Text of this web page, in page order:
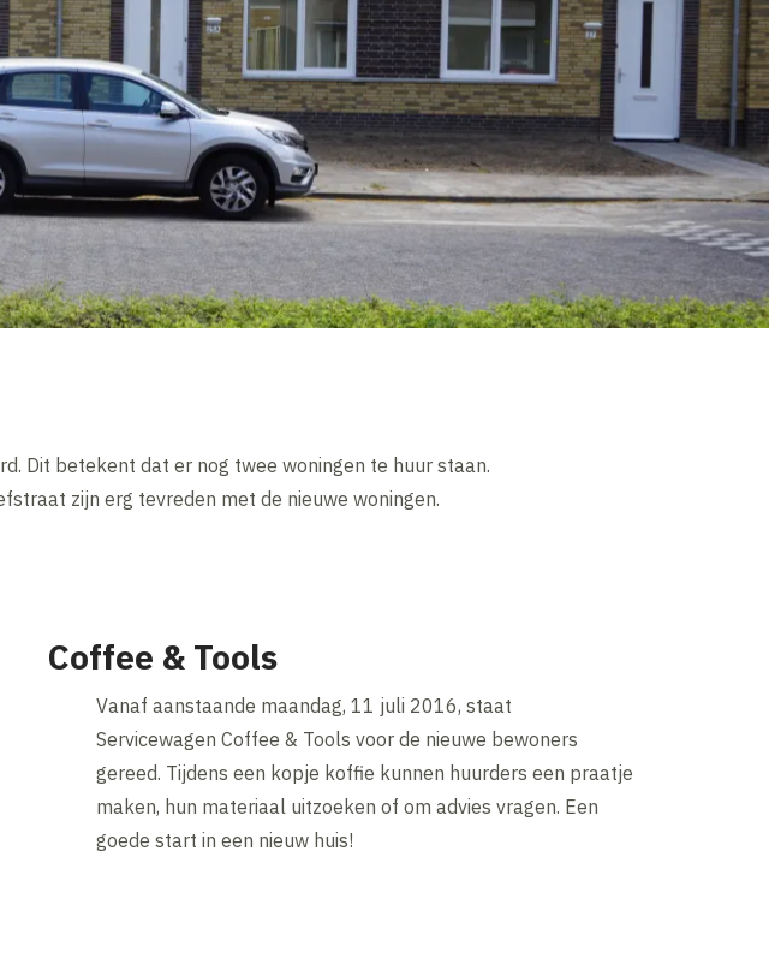
Dit betekent dat er nog twee woningen te huur staan.
zijn erg tevreden met de nieuwe woningen.
Coffee & Tools
Vanaf aanstaande maandag, 11 juli 2016, staat
Servicewagen Coffee & Tools voor de nieuwe bewoners
gereed. Tijdens een kopje koffie kunnen huurders een praatje
maken, hun materiaal uitzoeken of om advies vragen. Een
goede start in een nieuw huis!